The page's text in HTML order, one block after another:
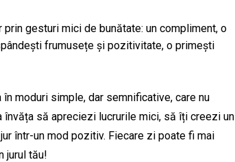
gesturi mici de bunătate: un compliment, o
frumusețe și pozitivitate, o primești
moduri simple, dar semnificative, care nu
să apreciezi lucrurile mici, să îți creezi un
într-un mod pozitiv. Fiecare zi poate fi mai
jurul tău!